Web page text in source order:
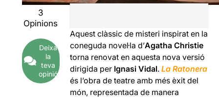
3
Opinions
Deixa
la
teva
opinió
Aquest clàssic de misteri inspirat en la
coneguda novel·la d’Agatha Christie
torna renovat en aquesta nova versió
dirigida per Ignasi Vidal.La Ratonera
és l’obra de teatre amb més èxit del
món, representada de manera